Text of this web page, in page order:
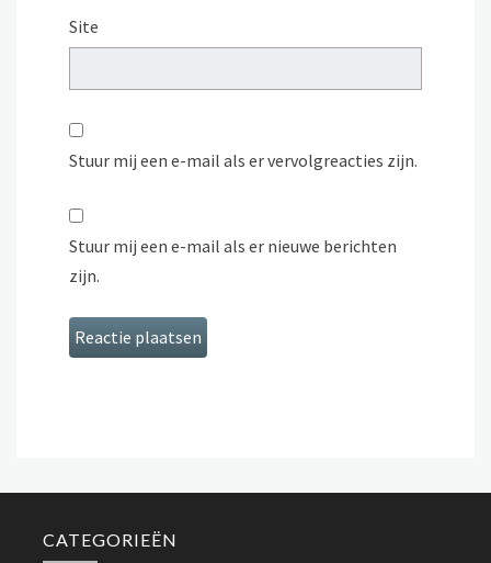
Site
Stuur mij een e-mail als er vervolgreacties zijn.
Stuur mij een e-mail als er nieuwe berichten
zijn.
CATEGORIEËN